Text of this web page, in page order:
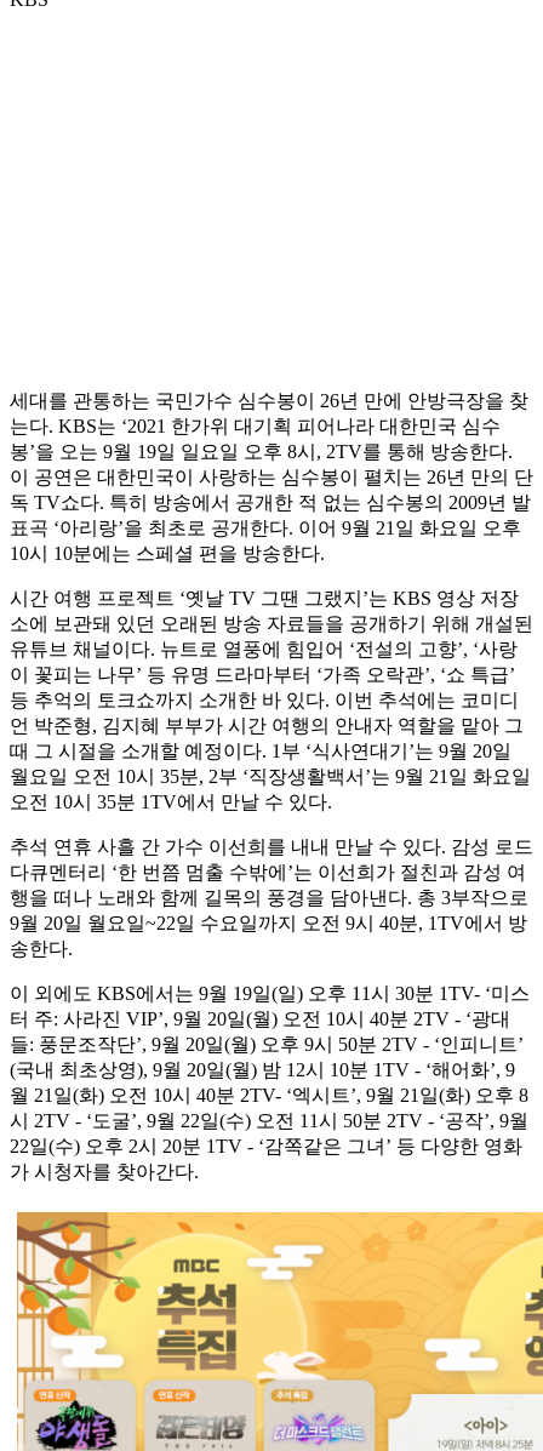
세대를 관통하는 국민가수 심수봉이 26년 만에 안방극장을 찾
는다. KBS는 ‘2021 한가위 대기획 피어나라 대한민국 심수
봉’을 오는 9월 19일 일요일 오후 8시, 2TV를 통해 방송한다.
이 공연은 대한민국이 사랑하는 심수봉이 펼치는 26년 만의 단
독 TV쇼다. 특히 방송에서 공개한 적 없는 심수봉의 2009년 발
표곡 ‘아리랑’을 최초로 공개한다. 이어 9월 21일 화요일 오후
10시 10분에는 스페셜 편을 방송한다.
시간 여행 프로젝트 ‘옛날 TV 그땐 그랬지’는 KBS 영상 저장
소에 보관돼 있던 오래된 방송 자료들을 공개하기 위해 개설된
유튜브 채널이다. 뉴트로 열풍에 힘입어 ‘전설의 고향’, ‘사랑
이 꽃피는 나무’ 등 유명 드라마부터 ‘가족 오락관’, ‘쇼 특급’
등 추억의 토크쇼까지 소개한 바 있다. 이번 추석에는 코미디
언 박준형, 김지혜 부부가 시간 여행의 안내자 역할을 맡아 그
때 그 시절을 소개할 예정이다. 1부 ‘식사연대기’는 9월 20일
월요일 오전 10시 35분, 2부 ‘직장생활백서’는 9월 21일 화요일
오전 10시 35분 1TV에서 만날 수 있다.
추석 연휴 사흘 간 가수 이선희를 내내 만날 수 있다. 감성 로드
다큐멘터리 ‘한 번쯤 멈출 수밖에’는 이선희가 절친과 감성 여
행을 떠나 노래와 함께 길목의 풍경을 담아낸다. 총 3부작으로
9월 20일 월요일~22일 수요일까지 오전 9시 40분, 1TV에서 방
송한다.
이 외에도 KBS에서는 9월 19일(일) 오후 11시 30분 1TV- ‘미스
터 주: 사라진 VIP’, 9월 20일(월) 오전 10시 40분 2TV - ‘광대
들: 풍문조작단’, 9월 20일(월) 오후 9시 50분 2TV - ‘인피니트’
(국내 최초상영), 9월 20일(월) 밤 12시 10분 1TV - ‘해어화’, 9
월 21일(화) 오전 10시 40분 2TV- ‘엑시트’, 9월 21일(화) 오후 8
시 2TV - ‘도굴’, 9월 22일(수) 오전 11시 50분 2TV - ‘공작’, 9월
22일(수) 오후 2시 20분 1TV - ‘감쪽같은 그녀’ 등 다양한 영화
가 시청자를 찾아간다.